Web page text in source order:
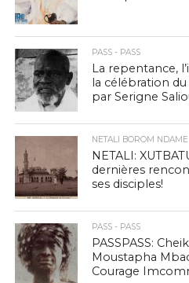
PASS - PASS
La repentance,
la célébration
par Serigne
NETALI BOROM NDAME
NETALI:
dernières
ses disciples!
PASS - PASS
PASSPASS:
Moustapha
Courage